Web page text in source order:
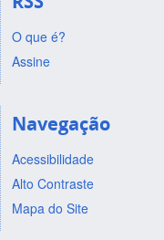
O que é?
Assine
Navegação
Acessibilidade
Alto Contraste
Mapa do Site